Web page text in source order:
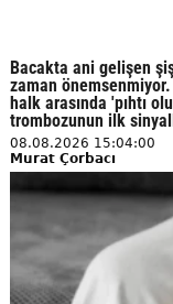
Bacakta ani gelişen
zaman
halk arasında 'pıhtı
trombozunun ilk
08.08.2026 15:04:00
Murat Çorbacı